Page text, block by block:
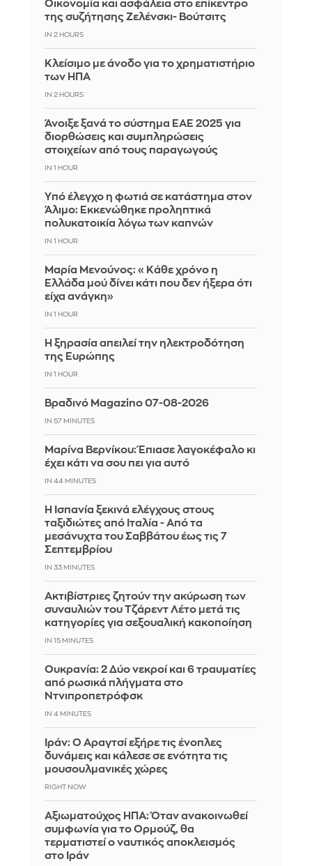
Οικονομία και ασφάλεια στο επίκεντρο
της συζήτησης Ζελένσκι- Βούτσιτς
IN 2 HOURS
Κλείσιμο με άνοδο για το χρηματιστήριο
των ΗΠΑ
IN 2 HOURS
Άνοιξε ξανά το σύστημα ΕΑΕ 2025 για
διορθώσεις και συμπληρώσεις
στοιχείων από τους παραγωγούς
IN 1 HOUR
Yπό έλεγχο η φωτιά σε κατάστημα στον
Άλιμο: Εκκενώθηκε προληπτικά
πολυκατοικία λόγω των καπνών
IN 1 HOUR
Μαρία Μενούνος: «Κάθε χρόνο η
Ελλάδα μού δίνει κάτι που δεν ήξερα ότι
είχα ανάγκη»
IN 1 HOUR
Η ξηρασία απειλεί την ηλεκτροδότηση
της Ευρώπης
IN 1 HOUR
Βραδινό Magazino 07-08-2026
IN 57 MINUTES
Μαρίνα Βερνίκου: Έπιασε λαγοκέφαλο κι
έχει κάτι να σου πει για αυτό
IN 44 MINUTES
Η Ισπανία ξεκινά ελέγχους στους
ταξιδιώτες από Ιταλία - Από τα
μεσάνυχτα του Σαββάτου έως τις 7
Σεπτεμβρίου
IN 33 MINUTES
Ακτιβίστριες ζητούν την ακύρωση των
συναυλιών του Τζάρεντ Λέτο μετά τις
κατηγορίες για σεξουαλική κακοποίηση
IN 15 MINUTES
Ουκρανία: 2 Δύο νεκροί και 6 τραυματίες
από ρωσικά πλήγματα στο
Ντνιπροπετρόφσκ
IN 4 MINUTES
Ιράν: Ο Αραγτσί εξήρε τις ένοπλες
δυνάμεις και κάλεσε σε ενότητα τις
μουσουλμανικές χώρες
RIGHT NOW
Αξιωματούχος ΗΠΑ: Όταν ανακοινωθεί
συμφωνία για το Ορμούζ, θα
τερματιστεί ο ναυτικός αποκλεισμός
στο Ιράν